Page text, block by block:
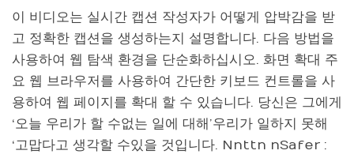
이 비디오는 실시간 캡션 작성자가 어떻게 압박감을 받
고 정확한 캡션을 생성하는지 설명합니다. 다음 방법을
사용하여 웹 탐색 환경을 단순화하십시오. 화면 확대 주
요 웹 브라우저를 사용하여 간단한 키보드 컨트롤을 사
용하여 웹 페이지를 확대 할 수 있습니다. 당신은 그에게
‘오늘 우리가 할 수없는 일에 대해’우리가 일하지 못해
‘고맙다고 생각할 수있을 것입니다. Nnttn nSafer :